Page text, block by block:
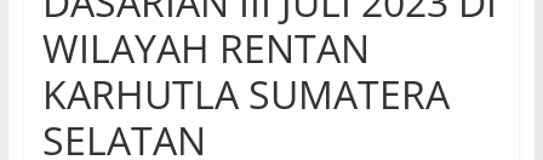
WILAYAH RENTAN
KARHUTLA SUMATERA
SELATAN